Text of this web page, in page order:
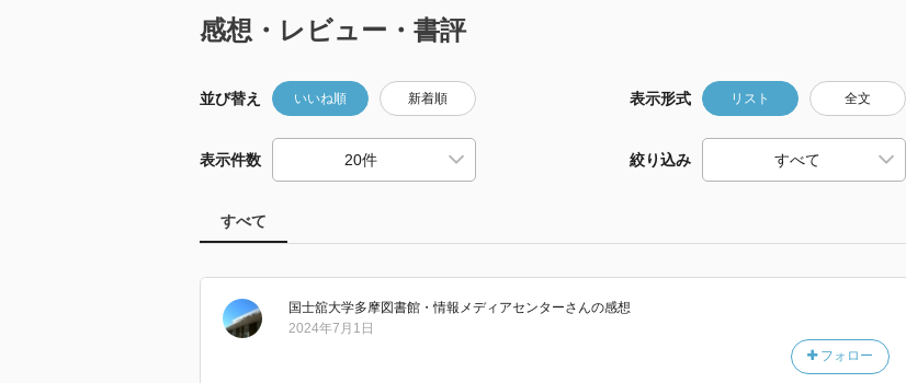
感想・レビュー・書評
並び替え いいね順 新着順 表示形式 リスト 全文
表示件数 絞り込み
すべて
国士舘大学多摩図書館・情報メディアセンターさんの感想
フォロー
2024年7月1日